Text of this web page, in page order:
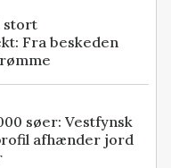
stort
Fra beskeden
søer: Vestfynsk
afhænder jord